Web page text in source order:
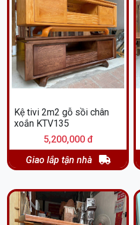
Kệ tivi 2m2 gỗ sồi chân
xoắn KTV135
5,200,000 đ
Giao lắp tận nhà